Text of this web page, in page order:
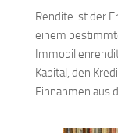
Rendite ist der
einem
Kapital, den
Einnahmen aus